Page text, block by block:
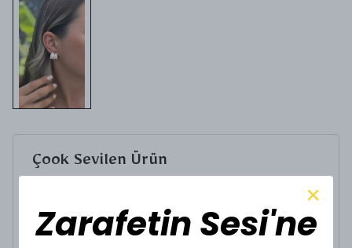
Çook Sevilen Ürün
VİP GOLD KOLYE K-67
Zarafetin Sesi'ne